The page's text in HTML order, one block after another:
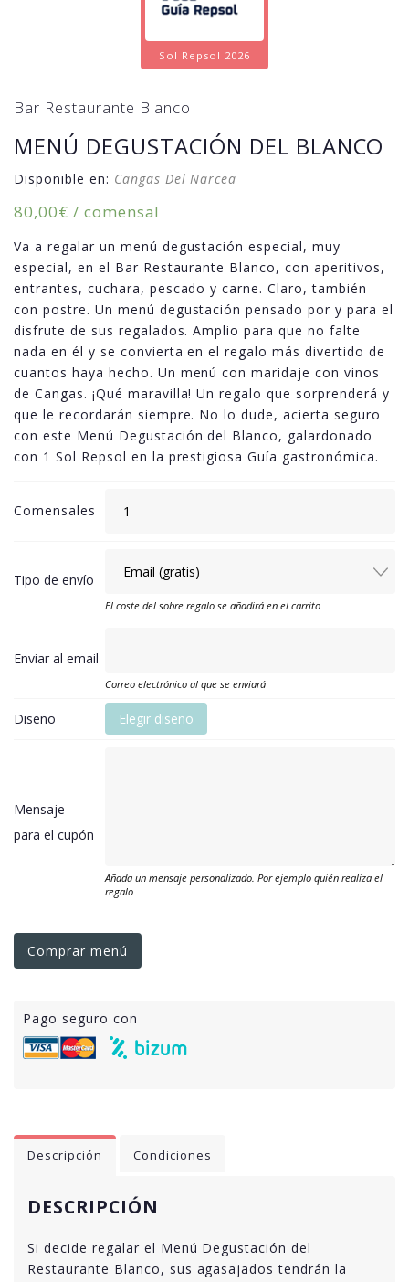
Sol Repsol 2026
Bar Restaurante Blanco
MENÚ DEGUSTACIÓN DEL BLANCO
Disponible en: Cangas Del Narcea
80,00€ / comensal
Va a regalar un menú degustación especial, muy
especial, en el Bar Restaurante Blanco, con aperitivos,
entrantes, cuchara, pescado y carne. Claro, también
con postre. Un menú degustación pensado por y para el
disfrute de sus regalados. Amplio para que no falte
nada en él y se convierta en el regalo más divertido de
cuantos haya hecho. Un menú con maridaje con vinos
de Cangas. ¡Qué maravilla! Un regalo que sorprenderá y
que le recordarán siempre. No lo dude, acierta seguro
con este Menú Degustación del Blanco, galardonado
con 1 Sol Repsol en la prestigiosa Guía gastronómica.
Comensales
Tipo de envío
El coste del sobre regalo se añadirá en el carrito
Enviar al email
Correo electrónico al que se enviará
Diseño Elegir diseño
Mensaje
para el cupón
Añada un mensaje personalizado. Por ejemplo quién realiza el
regalo
Comprar menú
Pago seguro con
Descripción Condiciones
DESCRIPCIÓN
Si decide regalar el Menú Degustación del
Restaurante Blanco, sus agasajados tendrán la